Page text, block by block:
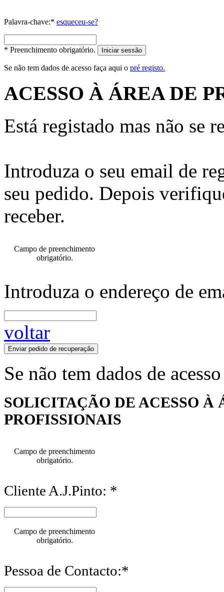
Palavra-chave:* esqueceu-se?
* Preenchimento obrigatório. Iniciar sessão
Se não tem dados de acesso faça aqui o pré registo.
ACESSO À ÁREA DE
Está registado mas não se
Introduza o seu email de
seu pedido. Depois
receber.
Campo de preenchimento
obrigatório.
Introduza o endereço de
voltar
Enviar pedido de recuperação
Se não tem dados de
SOLICITAÇÃO DE ACESSO À
PROFISSIONAIS
Campo de preenchimento
obrigatório.
Cliente A.J.Pinto: *
Campo de preenchimento
obrigatório.
Pessoa de Contacto:*